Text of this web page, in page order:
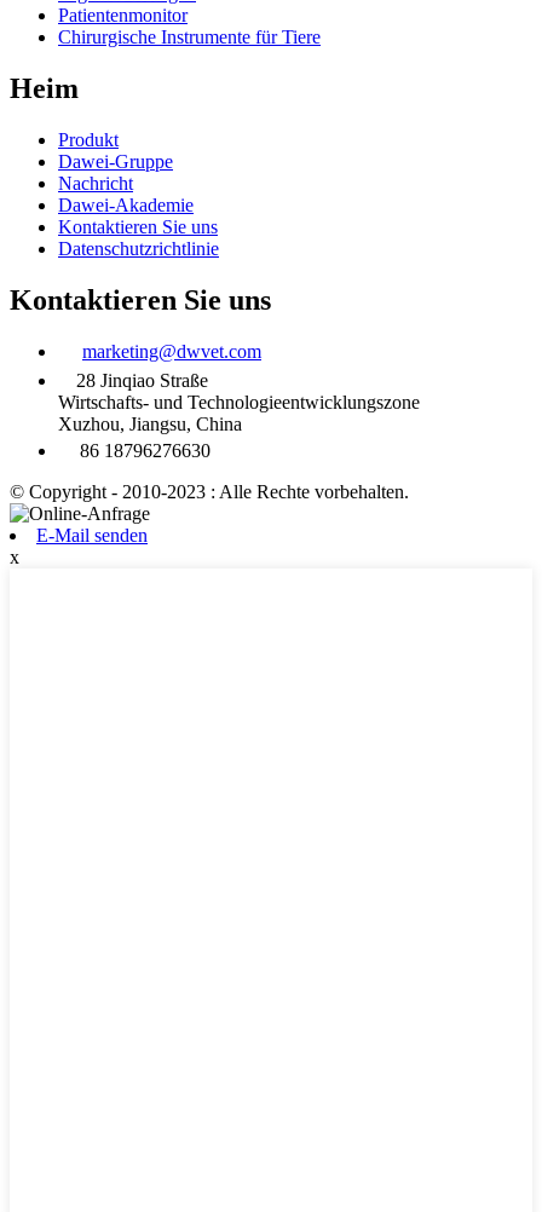
Patientenmonitor
Chirurgische Instrumente für Tiere
Heim
Produkt
Dawei-Gruppe
Nachricht
Dawei-Akademie
Kontaktieren Sie uns
Datenschutzrichtlinie
Kontaktieren Sie uns
marketing@dwvet.com
28 Jinqiao Straße
Wirtschafts- und Technologieentwicklungszone
Xuzhou, Jiangsu, China
86 18796276630
© Copyright - 2010-2023 : Alle Rechte vorbehalten.
E-Mail senden
x